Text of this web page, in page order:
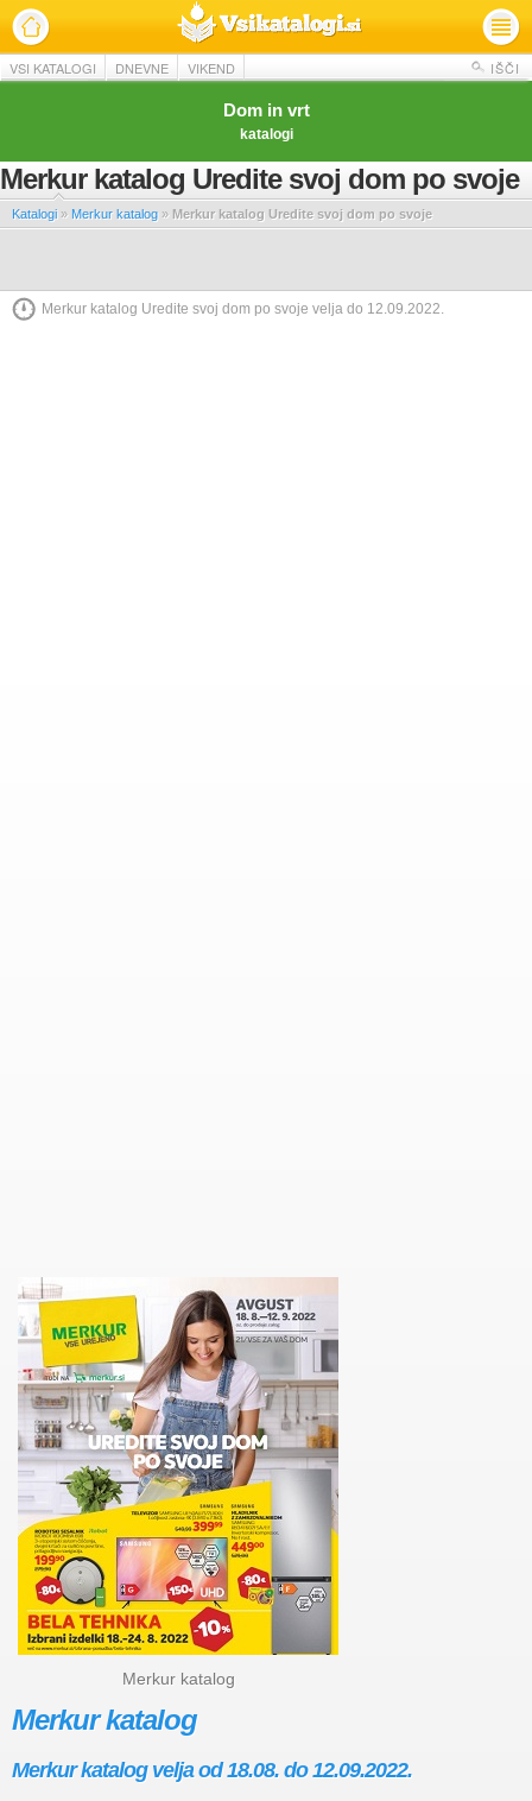
VSI KATALOGI DNEVNE VIKEND IŠČI
Dom in vrt
katalogi
Merkur katalog Uredite svoj dom po svoje
Katalogi » Merkur katalog » Merkur katalog Uredite svoj dom po svoje
Merkur katalog Uredite svoj dom po svoje velja do 12.09.2022.
Merkur katalog
Merkur katalog
Merkur katalog velja od 18.08. do 12.09.2022.